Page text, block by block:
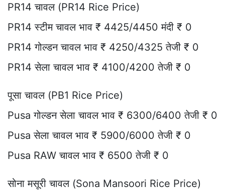
PR14 चावल (PR14 Rice Price)
PR14 स्टीम चावल भाव ₹ 4425/4450 मंदी ₹ 0
PR14 गोल्डन चावल भाव ₹ 4250/4325 तेजी ₹ 0
PR14 सेला चावल भाव ₹ 4100/4200 तेजी ₹ 0
पूसा चावल (PB1 Rice Price)
Pusa गोल्डन सेला चावल भाव ₹ 6300/6400 तेजी ₹ 0
Pusa सेला चावल भाव ₹ 5900/6000 तेजी ₹ 0
Pusa RAW चावल भाव ₹ 6500 तेजी ₹ 0
सोना मसूरी चावल (Sona Mansoori Rice Price)